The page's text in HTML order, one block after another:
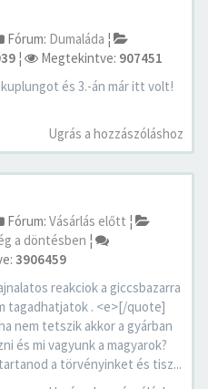
Fórum: Dumaláda ¦
¦ Megtekintve: 907451
és 3.-án már itt volt!
Ugrás a hozzászóláshoz
Fórum: Vásárlás előtt ¦
a döntésben ¦
3906459
reakciok a giccsbazarra
tagadhatjatok . <e>[/quote]
nem tetszik akkor a gyárban
és mi vagyunk a magyarok?
a törvényinket és tisz...